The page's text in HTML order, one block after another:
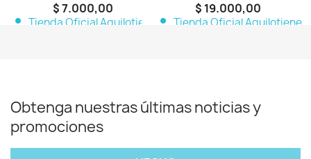
$ 7.000,00
person Tienda Oficial Aquilotiene
$ 19.000,00
person Tienda Oficial Aquilotiene
Obtenga nuestras últimas noticias y
promociones